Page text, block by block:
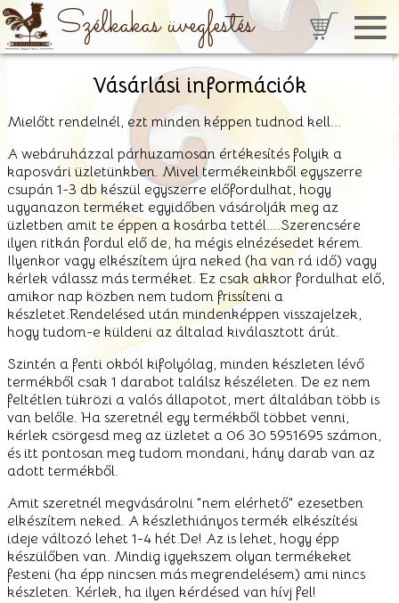
Szélkakas üvegfestés
Vásárlási információk
Mielőtt rendelnél, ezt minden képpen tudnod kell...
A webáruházzal párhuzamosan értékesítés folyik a
kaposvári üzletünkben. Mivel termékeinkből egyszerre
csupán 1-3 db készül egyszerre előfordulhat, hogy
ugyanazon terméket egyidőben vásárolják meg az
üzletben amit te éppen a kosárba tettél....Szerencsére
ilyen ritkán fordul elő de, ha mégis elnézésedet kérem.
Ilyenkor vagy elkészítem újra neked (ha van rá idő) vagy
kérlek válassz más terméket. Ez csak akkor fordulhat elő,
amikor nap közben nem tudom frissíteni a
készletet.Rendelésed után mindenképpen visszajelzek,
hogy tudom-e küldeni az általad kiválasztott árút.
Szintén a fenti okból kifolyólag, minden készleten lévő
termékből csak 1 darabot találsz készéleten. De ez nem
feltétlen tükrözi a valós állapotot, mert általában több is
van belőle. Ha szeretnél egy termékből többet venni,
kérlek csörgesd meg az üzletet a 06 30 5951695 számon,
és itt pontosan meg tudom mondani, hány darab van az
adott termékből.
Amit szeretnél megvásárolni "nem elérhető" ezesetben
elkészítem neked. A készlethiányos termék elkészítési
ideje változó lehet 1-4 hét.De! Az is lehet, hogy épp
készülőben van. Mindig igyekszem olyan termékeket
festeni (ha épp nincsen más megrendelésem) ami nincs
készleten. Kérlek, ha ilyen kérdésed van hívj fel!